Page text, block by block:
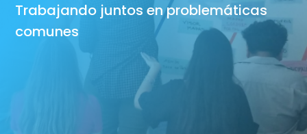
Trabajando juntos en problemáticas
comunes